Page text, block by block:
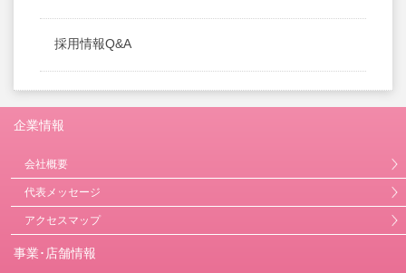
採用情報Q&A
企業情報
会社概要
代表メッセージ
アクセスマップ
事業･店舗情報